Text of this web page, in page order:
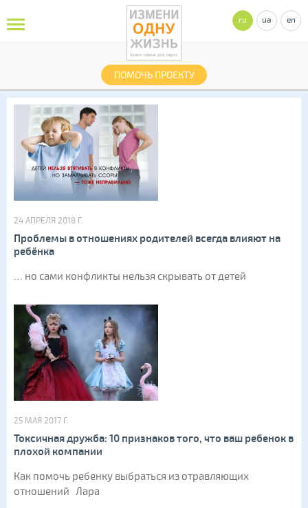
ПОМОЧЬ ПРОЕКТУ
ru ua en
24 АПРЕЛЯ 2018 Г.
Проблемы в отношениях родителей всегда влияют на
ребёнка
… но сами конфликты нельзя скрывать от детей
25 МАЯ 2017 Г.
Токсичная дружба: 10 признаков того, что ваш ребенок в
плохой компании
Как помочь ребенку выбраться из отравляющих
отношений Лара